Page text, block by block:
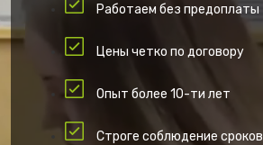
Работаем без предоплаты
Цены четко по договору
Опыт более 10-ти лет
Строге соблюдение сроков